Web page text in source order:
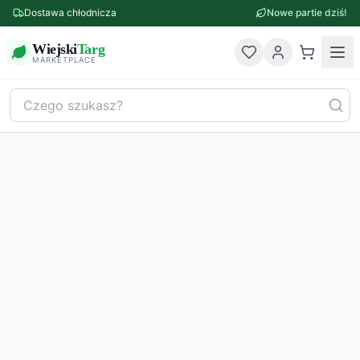
Dostawa chłodnicza Nowe partie dziś!
WiejskiTarg
MARKETPLACE